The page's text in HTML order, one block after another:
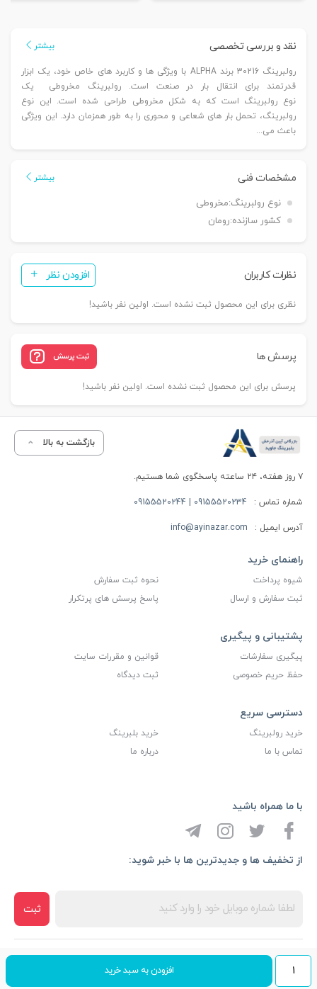
رولبرینگ
30216
افزودن به سبد خرید
نقد و بررسی تخصصی بیشتر
رولبرینگ 30216 برند ALPHA با ویژگی‌ ها و کاربرد های خاص خود، یک ابزار
قدرتمند برای انتقال بار در صنعت است. رولبرینگ مخروطی یک
نوع رولبرینگ است که به شکل مخروطی طراحی شده است. این نوع
رولبرینگ، تحمل بار های شعاعی و محوری را به طور همزمان دارد. این ویژگی
باعث می‌...
مشخصات فنی بیشتر
نوع رولبرینگ:مخروطی
کشور سازنده:رومان
نظرات کاربران افزودن نظر
نظری برای این محصول ثبت نشده است. اولین نفر باشید!
پرسش ها ثبت پرسش
پرسش برای این محصول ثبت نشده است. اولین نفر باشید!
بازگشت به بالا
۷ روز هفته، ۲۴ ساعته پاسخگوی شما هستیم.
شماره تماس : 09155520234 | 09155520244
آدرس ایمیل : info@ayinazar.com
راهنمای خرید
شیوه پرداخت
نحوه ثبت سفارش
ثبت سفارش و ارسال
پاسخ پرسش های پرتکرار
پشتیبانی و پیگیری
پیگیری سفارشات
قوانین و مقررات سایت
حفظ حریم خصوصی
ثبت دیدگاه
دسترسی سریع
خرید رولبرینگ
خرید بلبرینگ
تماس با ما
درباره ما
از تخفیف ها و جدیدترین ها با خبر شوید:
ثبت
با ما همراه باشید
کلیه حقوق مادی و معنوی این سایت متعلق به شرکت بازرگانی آیین آذرخش
می باشد، طراحی و توسعه توسطهی وب